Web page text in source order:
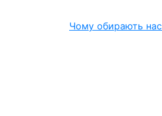
Чому обирають нас